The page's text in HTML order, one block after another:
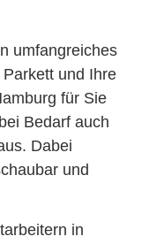
umfangreiches
und Ihre
für Sie
Bedarf auch
Dabei
und
in